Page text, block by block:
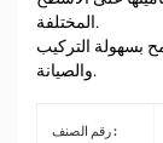
المختلفة.
بسهولة التركيب
والصيانة.
رقم الصنف :